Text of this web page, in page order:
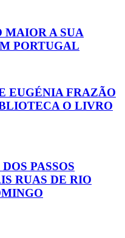
MAIOR A SUA
PORTUGAL
EUGÉNIA FRAZÃO
O LIVRO
PASSOS
RUAS DE RIO